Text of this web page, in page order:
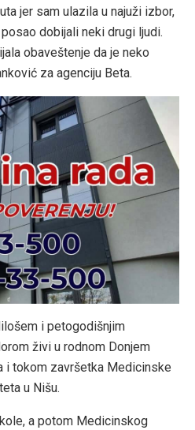
jer sam ulazila u najuži izbor,
dobijali neki drugi ljudi.
obaveštenje da je neko
za agenciju Beta.
i petogodišnjim
živi u rodnom Donjem
i tokom završetka Medicinske
u Nišu.
a potom Medicinskog